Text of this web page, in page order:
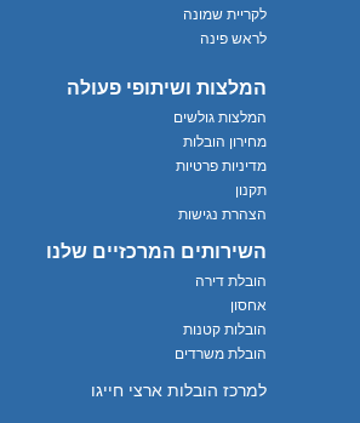
לקריית שמונה
לראש פינה
המלצות ושיתופי פעולה
המלצות גולשים
מחירון הובלות
מדיניות פרטיות
תקנון
הצהרת נגישות
השירותים המרכזיים שלנו
הובלת דירה
אחסון
הובלות קטנות
הובלת משרדים
למרכז הובלות ארצי חייגו